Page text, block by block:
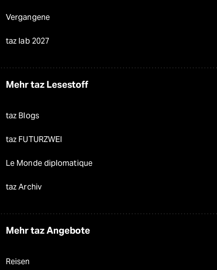
Vergangene
taz lab 2027
Mehr taz Lesestoff
taz Blogs
taz FUTURZWEI
Le Monde diplomatique
taz Archiv
Mehr taz Angebote
Reisen